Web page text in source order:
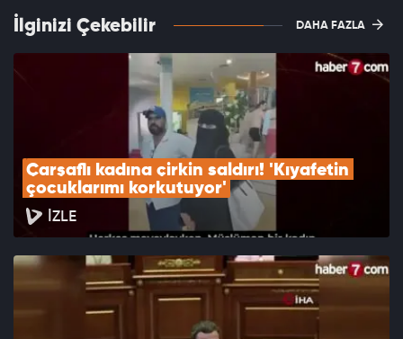
İlginizi Çekebilir DAHA FAZLA
Çarşaflı kadına çirkin saldırı! 'Kıyafetin
çocuklarımı korkutuyor'
İZLE